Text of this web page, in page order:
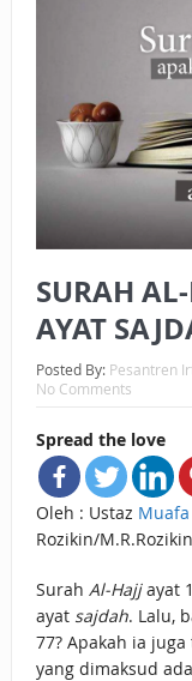
HAKIKAT NIKMAT
BAGAIMANA
UANG HARAM
KEPEMILIKANNYA
ISTIDLAL BATIL VS
BAHASA CINTA
HUKUM
HUKUM
SURAH
AYAT
Posted By: Pesantren
No Comments
Spread the love
Oleh : Ustaz Muafa
Rozikin/
Surah Al-Hajjayat
ayat sajdah. Lalu,
77? Apakah ia
yang dimaksud